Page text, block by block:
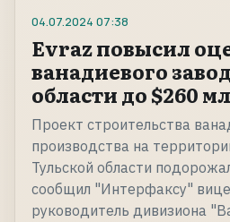
04.07.2024 07:38
Evraz повысил
ванадиевого
области до $260
Проект строительства
производства на
Тульской области
сообщил "Интерфаксу"
руководитель дивизиона